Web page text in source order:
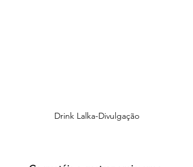
Drink Lalka-Divulgação